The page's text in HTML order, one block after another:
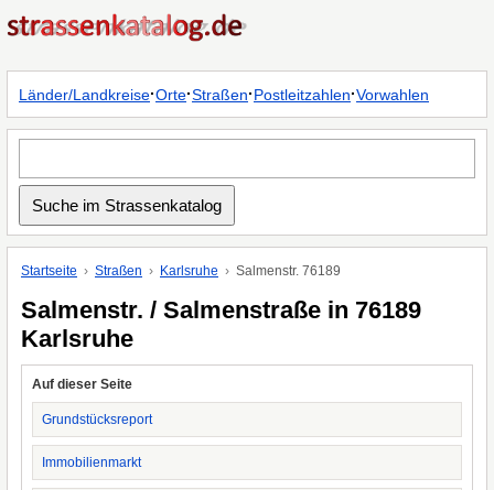
Länder/Landkreise·Orte·Straßen·Postleitzahlen·Vorwahlen
Startseite Straßen Karlsruhe Salmenstr. 76189
Salmenstr. / Salmenstraße in 76189
Karlsruhe
Auf dieser Seite
Grundstücksreport
Immobilienmarkt